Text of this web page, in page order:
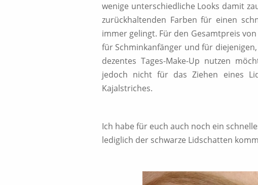
wenige unterschiedliche Looks damit
zurückhaltenden Farben für einen
immer gelingt. Für den Gesamtpreis
für Schminkanfänger und für
dezentes Tages-Make-Up nutzen
jedoch nicht für das Ziehen eines
Kajalstriches.
Ich habe für euch auch noch ein
lediglich der schwarze Lidschatten